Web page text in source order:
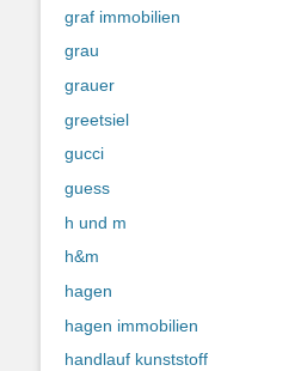
graf immobilien
grau
grauer
greetsiel
gucci
guess
h und m
h&m
hagen
hagen immobilien
handlauf kunststoff